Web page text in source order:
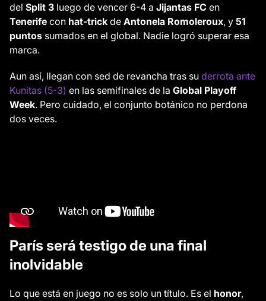
del Split 3 luego de vencer 6-4 a Jijantas FC en
Tenerife con hat-trick de Antonela Romoleroux, y 51
puntos sumados en el global. Nadie logró superar esa
marca.
Aun así, llegan con sed de revancha tras su derrota ante
Kunitas (5-3) en las semifinales de la Global Playoff
Week. Pero cuidado, el conjunto botánico no perdona
dos veces.
París será testigo de una final
inolvidable
Lo que está en juego no es solo un título. Es el honor,